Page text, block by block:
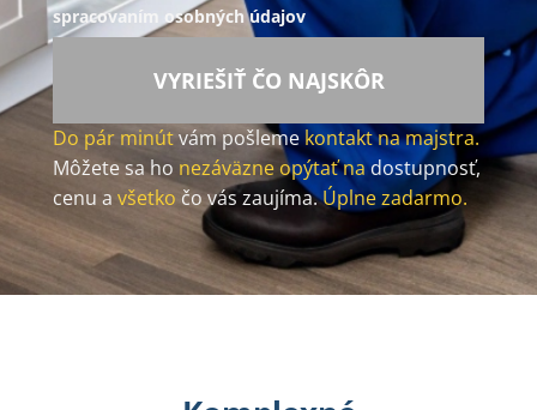
spracovaním osobných údajov
VYRIEŠIŤ ČO NAJSKÔR
Do pár minútvám pošlemekontakt na majstra.
Môžete sa ho nezáväzne opýtať nadostupnosť,
cenu a všetko čo vás zaujíma.Úplne zadarmo.